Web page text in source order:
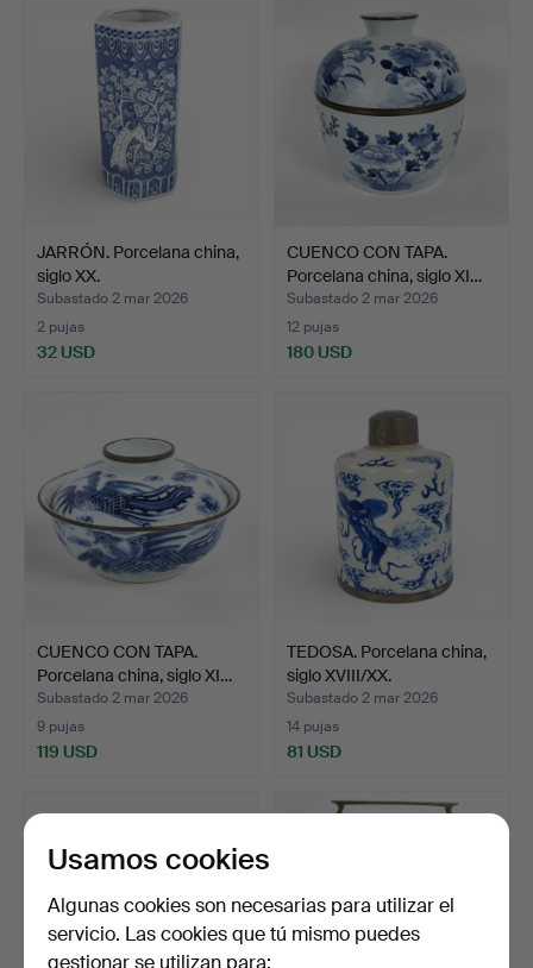
JARRÓN. Porcelana china,
siglo XX.
Subastado 2 mar 2026
2 pujas
32 USD
CUENCO CON TAPA.
Porcelana china, siglo XI…
Subastado 2 mar 2026
12 pujas
180 USD
CUENCO CON TAPA.
Porcelana china, siglo XI…
Subastado 2 mar 2026
9 pujas
119 USD
TEDOSA. Porcelana china,
siglo XVIII/XX.
Subastado 2 mar 2026
14 pujas
81 USD
Usamos cookies
Algunas cookies son necesarias para utilizar el
servicio. Las cookies que tú mismo puedes
gestionar se utilizan para: